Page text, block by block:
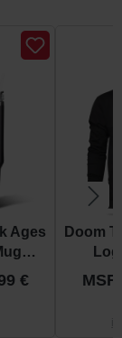
Ages
€
Doom